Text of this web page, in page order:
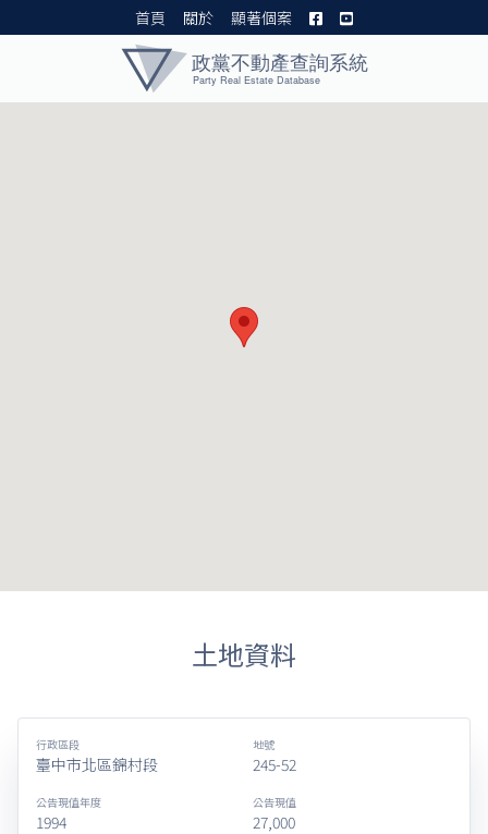
首頁 關於 顯著個案
土地資料
行政區段
臺中市北區錦村段
地號
245-52
公告現值年度
1994
公告現值
27,000